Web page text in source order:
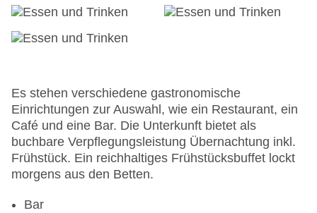
Gesamtanzahl der Zimmer: 41
Mastercard, Visa
Es stehen verschiedene gastronomische
Einrichtungen zur Auswahl, wie ein Restaurant, ein
Café und eine Bar. Die Unterkunft bietet als
buchbare Verpflegungsleistung Übernachtung inkl.
Frühstück. Ein reichhaltiges Frühstücksbuffet lockt
morgens aus den Betten.
Bar